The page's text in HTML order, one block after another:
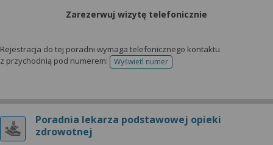
Zarezerwuj wizytę telefonicznie
Rejestracja do tej poradni wymaga telefonicznego kontaktu
z przychodnią pod numerem:
Wyświetl numertelefonu do rejestracji
Poradnia lekarza podstawowej opieki
zdrowotnej